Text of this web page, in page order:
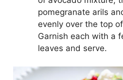
pomegranate arils
evenly over the top
Garnish each with a
leaves and serve.